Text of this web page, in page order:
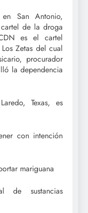
San Antonio,
de la droga
es el cartel
Zetas del cual
procurador
la dependencia
Texas, es
con intención
mariguana
de sustancias